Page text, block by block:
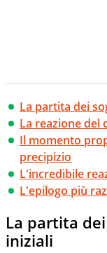
La partita dei
La reazione del
Il momento
precipizio
L'incredibile
L'epilogo più
La partita
iniziali